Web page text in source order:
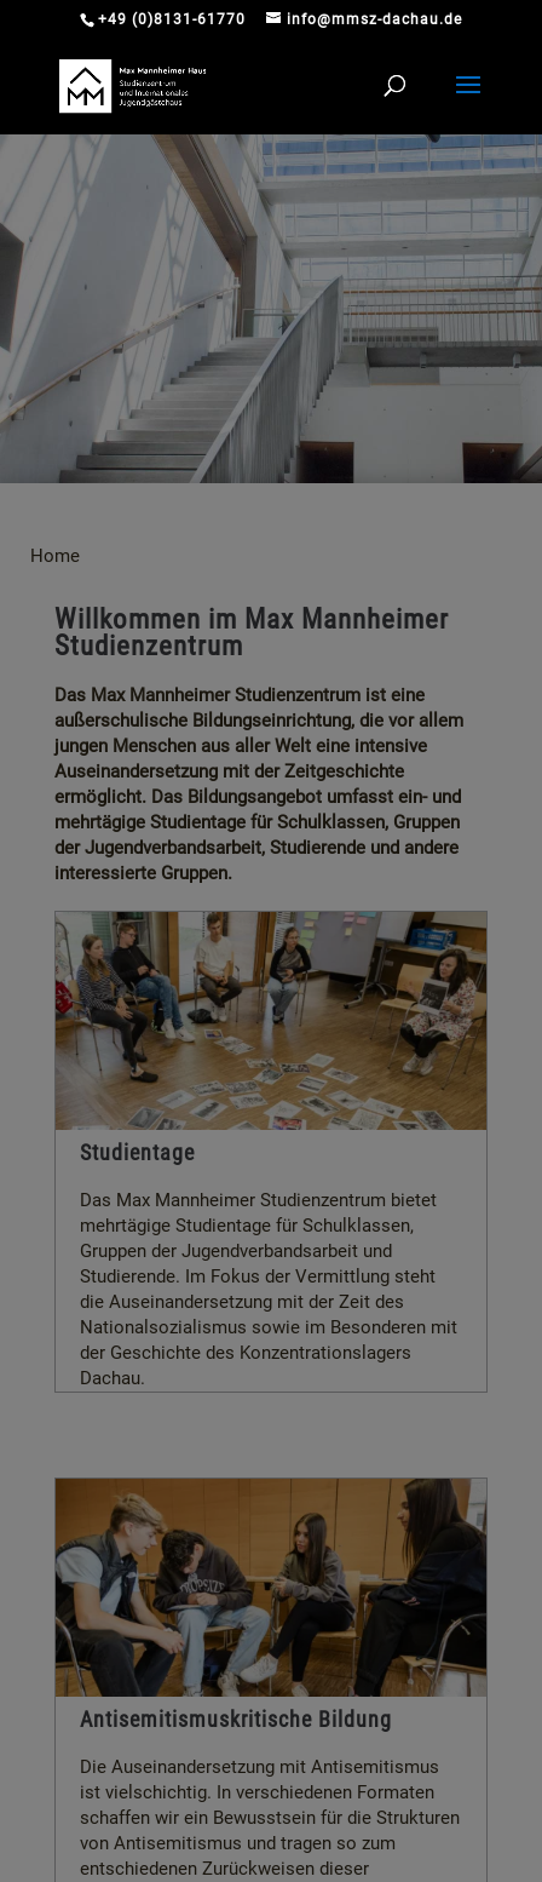
+49 (0)8131-61770 info@mmsz-dachau.de
Home
Willkommen im Max Mannheimer
Studienzentrum
Das Max Mannheimer Studienzentrum ist eine
außerschulische Bildungseinrichtung, die vor allem
jungen Menschen aus aller Welt eine intensive
Auseinandersetzung mit der Zeitgeschichte
ermöglicht. Das Bildungsangebot umfasst ein- und
mehrtägige Studientage für Schulklassen, Gruppen
der Jugendverbandsarbeit, Studierende und andere
interessierte Gruppen.
Studientage
Das Max Mannheimer Studienzentrum bietet
mehrtägige Studientage für Schulklassen,
Gruppen der Jugendverbandsarbeit und
Studierende. Im Fokus der Vermittlung steht
die Auseinandersetzung mit der Zeit des
Nationalsozialismus sowie im Besonderen mit
der Geschichte des Konzentrationslagers
Dachau.
Antisemitismuskritische Bildung
Die Auseinandersetzung mit Antisemitismus
ist vielschichtig. In verschiedenen Formaten
schaffen wir ein Bewusstsein für die Strukturen
von Antisemitismus und tragen so zum
entschiedenen Zurückweisen dieser